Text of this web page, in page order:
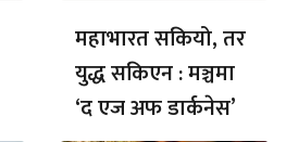
महाभारत सकियो, तर
युद्ध सकिएन : मञ्चमा
‘द एज अफ डार्कनेस’